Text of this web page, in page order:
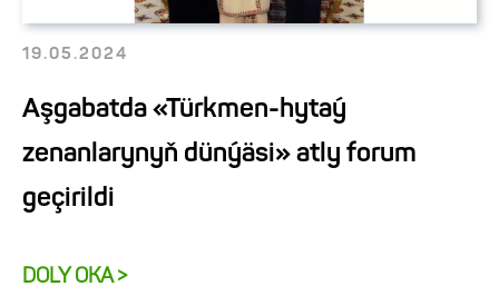
19.05.2024
Aşgabatda «Türkmen-hytaý
zenanlarynyň dünýäsi» atly forum
geçirildi
DOLY OKA >